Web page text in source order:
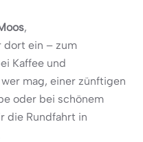
,
dort ein – zum
Kaffee und
mag, einer zünftigen
oder bei schönem
die Rundfahrt in